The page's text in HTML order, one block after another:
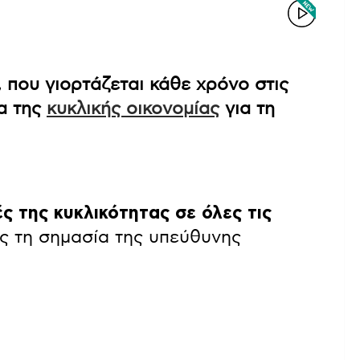
που γιορτάζεται κάθε χρόνο στις
της κυκλικής οικονομίαςγια τη
της κυκλικότητας σε όλες τις
τη σημασία της υπεύθυνης